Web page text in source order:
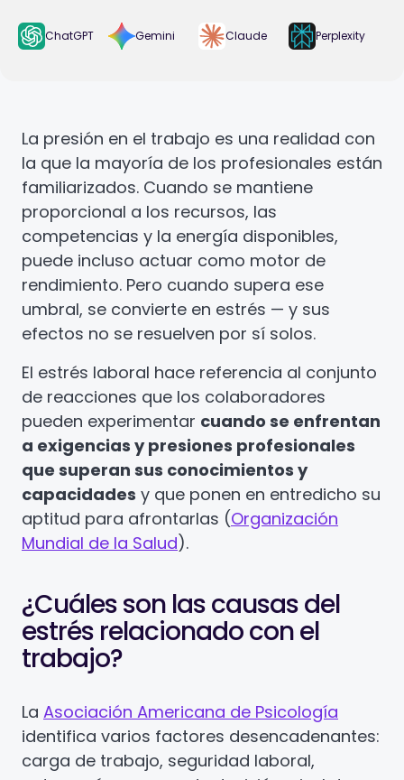
ChatGPT Gemini Claude Perplexity
La presión en el trabajo es una realidad con
la que la mayoría de los profesionales están
familiarizados. Cuando se mantiene
proporcional a los recursos, las
competencias y la energía disponibles,
puede incluso actuar como motor de
rendimiento. Pero cuando supera ese
umbral, se convierte en estrés — y sus
efectos no se resuelven por sí solos.
El estrés laboral hace referencia al conjunto
de reacciones que los colaboradores
pueden experimentar cuando se enfrentan
a exigencias y presiones profesionales
que superan sus conocimientos y
capacidades y que ponen en entredicho su
aptitud para afrontarlas (Organización
Mundial de la Salud).
¿Cuáles son las causas del
estrés relacionado con el
trabajo?
La Asociación Americana de Psicología
identifica varios factores desencadenantes:
carga de trabajo, seguridad laboral,